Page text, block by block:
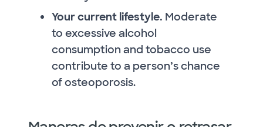
Your current lifestyle. Moderate
to excessive alcohol
consumption and tobacco use
contribute to a person’s chance
of osteoporosis.